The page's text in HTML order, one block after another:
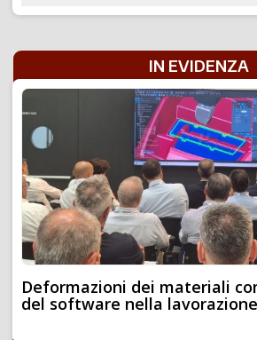
IN EVIDENZA
Deformazioni dei materiali
del software nella